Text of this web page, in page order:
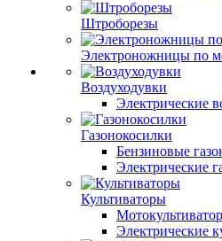
Штроборезы
Электроножницы по
Воздуходувки
Электрические
Газонокосилки
Бензиновые
Электрические
Культиваторы
Электрические